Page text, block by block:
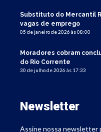
Substituto do Mercantil
vagas de emprego
05 de janeiro de 2026 às 08:00
Moradores cobram
do Rio Corrente
30 de julho de 2026 às 17:33
Newsletter
Assine nossa newsletter